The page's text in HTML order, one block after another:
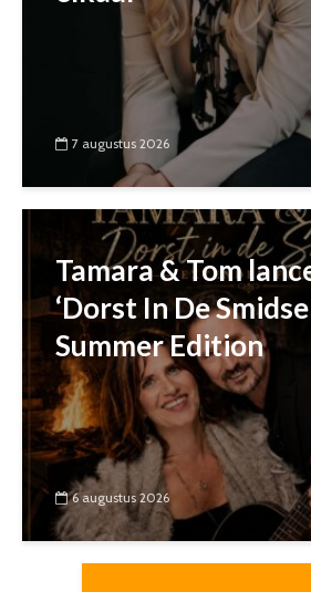
7 augustus 2026
Tamara & Tom
‘Dorst In De
Summer Edition
6 augustus 2026